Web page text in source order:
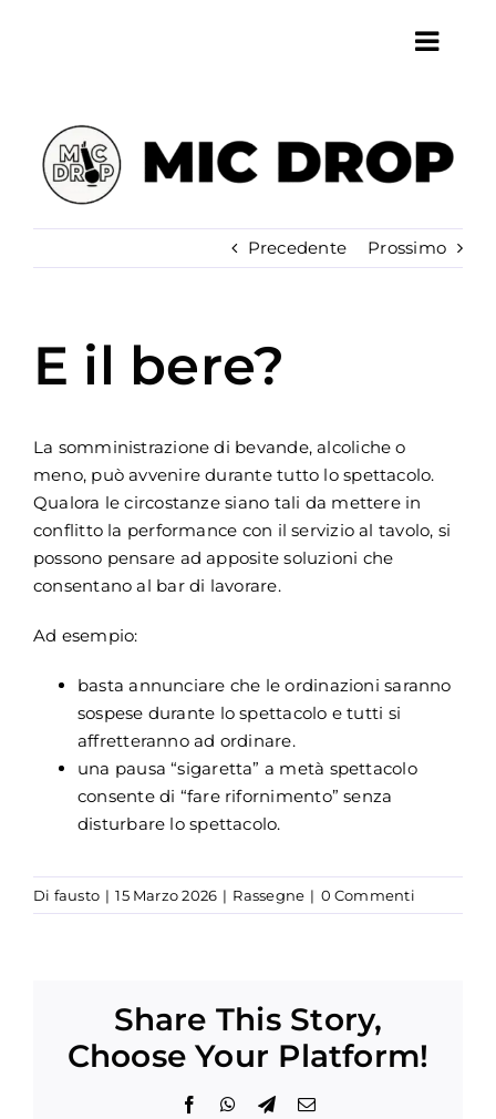
CHI SIAMO
ARTISTI
LOCALI
CONTATTI
CERCA
PER:
Precedente Prossimo
E il bere?
La somministrazione di bevande, alcoliche o
meno, può avvenire durante tutto lo spettacolo.
Qualora le circostanze siano tali da mettere in
conflitto la performance con il servizio al tavolo, si
possono pensare ad apposite soluzioni che
consentano al bar di lavorare.
Ad esempio:
basta annunciare che le ordinazioni saranno
sospese durante lo spettacolo e tutti si
affretteranno ad ordinare.
una pausa “sigaretta” a metà spettacolo
consente di “fare rifornimento” senza
disturbare lo spettacolo.
Di fausto | 15 Marzo 2026 | Rassegne | 0 Commenti
Share This Story,
Choose Your Platform!
FacebookWhatsApp
TelegramEmail